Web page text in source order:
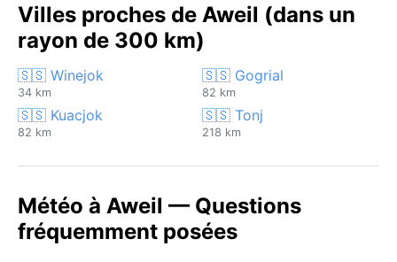
Villes proches de Aweil (dans un
rayon de 300 km)
🇸🇸 Winejok
34 km
🇸🇸 Gogrial
82 km
🇸🇸 Kuacjok
82 km
🇸🇸 Tonj
218 km
Météo à Aweil — Questions
fréquemment posées